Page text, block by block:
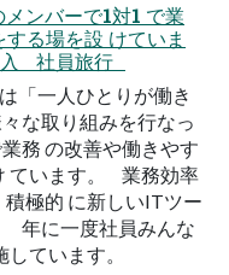
ンバーで1対1 で業
る場を設 けていま
社員旅行
「一人ひとりが働き
な取り組みを行なっ
務 の改善や働きやす
ています。 業務効率
極的 に新しいITツー
年に一度社員みんな
しています。